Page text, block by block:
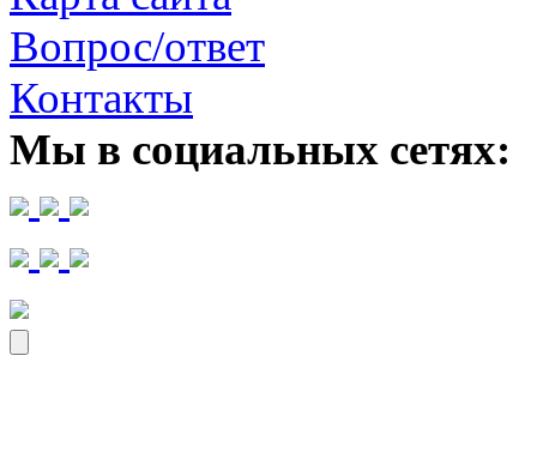
Вопрос/ответ
Контакты
Мы в социальных сетях: